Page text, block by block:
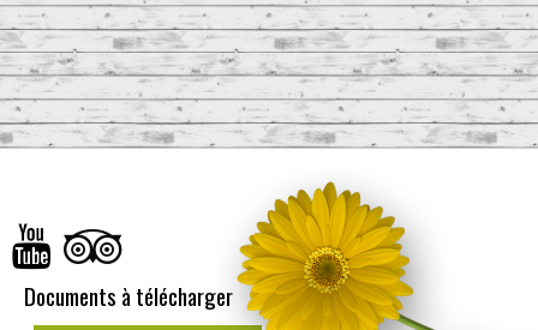
Documents à télécharger